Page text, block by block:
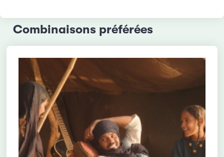
Combinaisons préférées